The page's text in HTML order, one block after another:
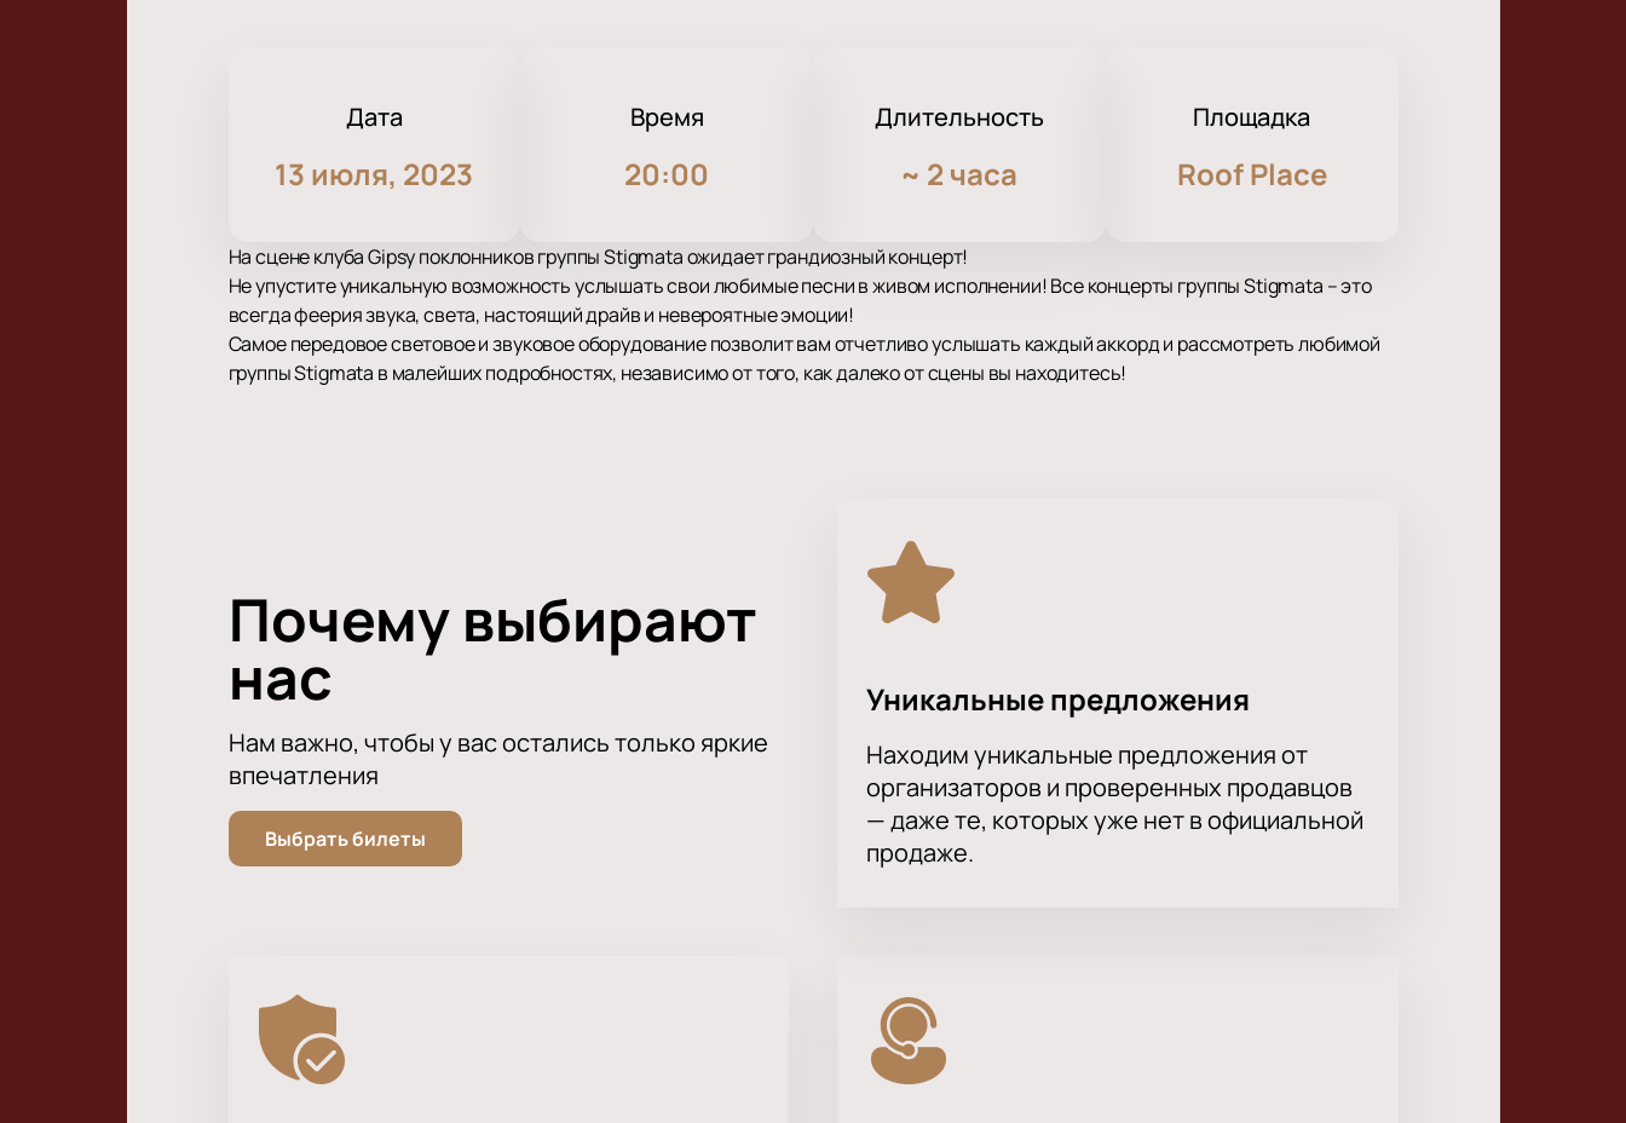
Дата
13 июля, 2023
Время
20:00
Длительность
~ 2 часа
Площадка
Roof Place
На сцене клуба Gipsy поклонников группы Stigmata ожидает грандиозный концерт!
Не упустите уникальную возможность услышать свои любимые песни в живом исполнении! Все концерты группы Stigmata – это
всегда феерия звука, света, настоящий драйв и невероятные эмоции!
Самое передовое световое и звуковое оборудование позволит вам отчетливо услышать каждый аккорд и рассмотреть любимой
группы Stigmata в малейших подробностях, независимо от того, как далеко от сцены вы находитесь!
Почему выбирают
нас
Нам важно, чтобы у вас остались только яркие
впечатления
Выбрать билеты
Уникальные предложения
Находим уникальные предложения от
организаторов и проверенных продавцов
— даже те, которых уже нет в официальной
продаже.